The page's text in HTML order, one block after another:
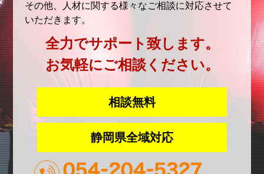
その他、人材に関する様々なご相談に対応させて
いただきます。
全力でサポート致します。
お気軽にご相談ください。
相談無料
静岡県全域対応